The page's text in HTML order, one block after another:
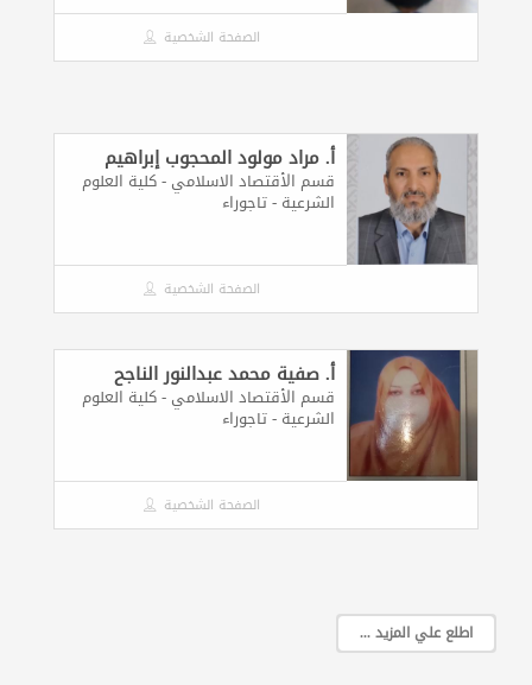
الصفحة الشخصية
أ. مراد مولود المحجوب إبراهيم
قسم الأقتصاد الاسلامي - كلية العلوم
الشرعية - تاجوراء
الصفحة الشخصية
أ. صفية محمد عبدالنور الناجح
قسم الأقتصاد الاسلامي - كلية العلوم
الشرعية - تاجوراء
الصفحة الشخصية
اطلع علي المزيد ...